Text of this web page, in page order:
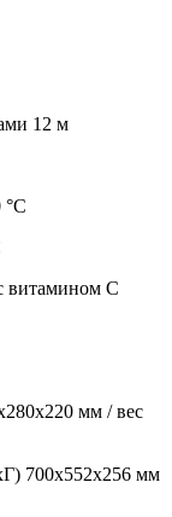
12 м
°C
витамином C
мм / вес
700x552x256 мм